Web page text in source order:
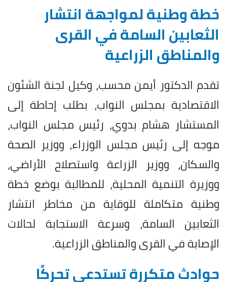
خطة وطنية لمواجهة انتشار
الثعابين السامة في القرى
والمناطق الزراعية
تقدم الدكتور أيمن محسب، وكيل لجنة الشئون
الاقتصادية بمجلس النواب، بطلب إحاطة إلى
المستشار هشام بدوي، رئيس مجلس النواب،
موجه إلى رئيس مجلس الوزراء، ووزير الصحة
والسكان، ووزير الزراعة واستصلاح الأراضي،
ووزيرة التنمية المحلية، للمطالبة بوضع خطة
وطنية متكاملة للوقاية من مخاطر انتشار
الثعابين السامة، وسرعة الاستجابة لحالات
الإصابة في القرى والمناطق الزراعية.
حوادث متكررة تستدعي تحركًا